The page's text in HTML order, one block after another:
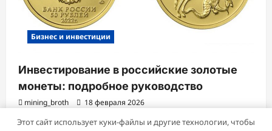
Бизнес и инвестиции
Инвестирование в российские золотые
монеты: подробное руководство
mining_broth 18 февраля 2026
Этот сайт использует куки-файлы и другие технологии, чтобы